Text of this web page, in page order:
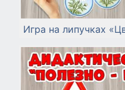
Игра на липучках